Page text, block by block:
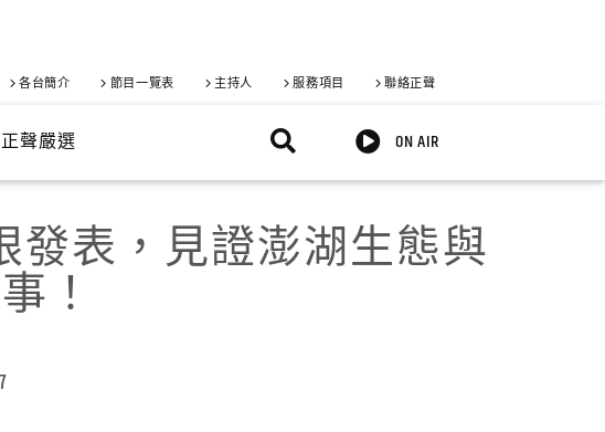
各台簡介 節目一覽表 主持人 服務項目 聯絡正聲
正聲嚴選 ON AIR
發表，見證澎湖生態與
！